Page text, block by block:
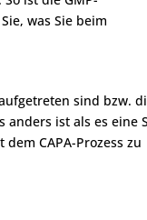
was Sie beim
sind bzw.
ist als es eine
CAPA-Prozess zu